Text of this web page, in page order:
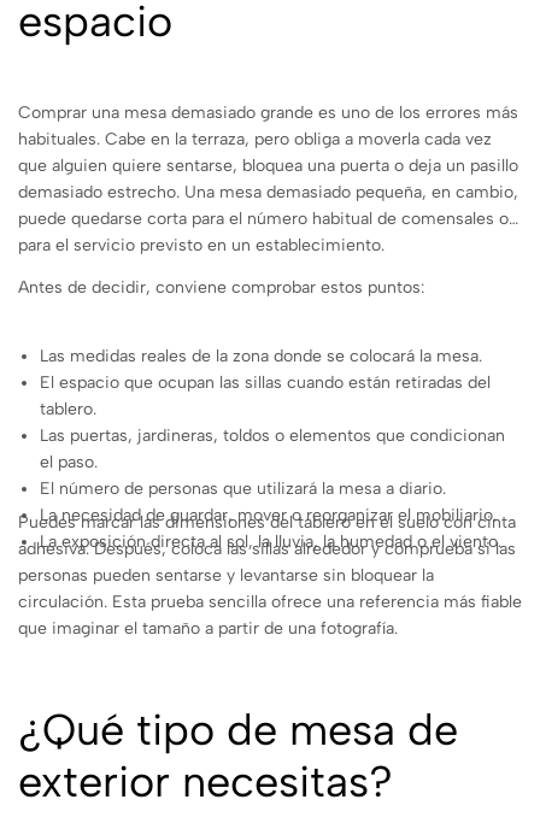
espacio
Comprar una mesa demasiado grande es uno de los errores más
habituales. Cabe en la terraza, pero obliga a moverla cada vez
que alguien quiere sentarse, bloquea una puerta o deja un pasillo
demasiado estrecho. Una mesa demasiado pequeña, en cambio,
puede quedarse corta para el número habitual de comensales o
para el servicio previsto en un establecimiento.
Antes de decidir, conviene comprobar estos puntos:
Las medidas reales de la zona donde se colocará la mesa.
El espacio que ocupan las sillas cuando están retiradas del
tablero.
Las puertas, jardineras, toldos o elementos que condicionan
el paso.
El número de personas que utilizará la mesa a diario.
La necesidad de guardar, mover o reorganizar el mobiliario.
La exposición directa al sol, la lluvia, la humedad o el viento.
Puedes marcar las dimensiones del tablero en el suelo con cinta
adhesiva. Después, coloca las sillas alrededor y comprueba si las
personas pueden sentarse y levantarse sin bloquear la
circulación. Esta prueba sencilla ofrece una referencia más fiable
que imaginar el tamaño a partir de una fotografía.
¿Qué tipo de mesa de
exterior necesitas?